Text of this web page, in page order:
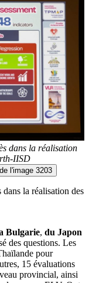
dans la réalisation
IISD
de l'image 3203
la réalisation des
Bulgarie, du Japon
des questions. Les
pour
15 évaluations
provincial, ainsi